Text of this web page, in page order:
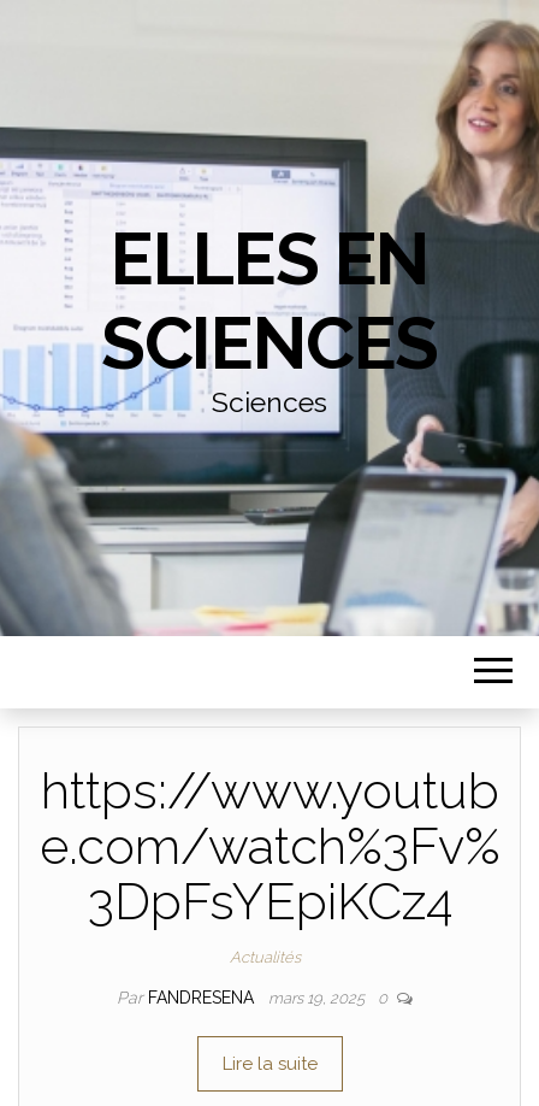
ELLES EN
SCIENCES
Sciences
https://www.youtub
e.com/watch%3Fv%
3DpFsYEpiKCz4
Actualités
Par FANDRESENA mars 19, 2025 0
Lire la suite